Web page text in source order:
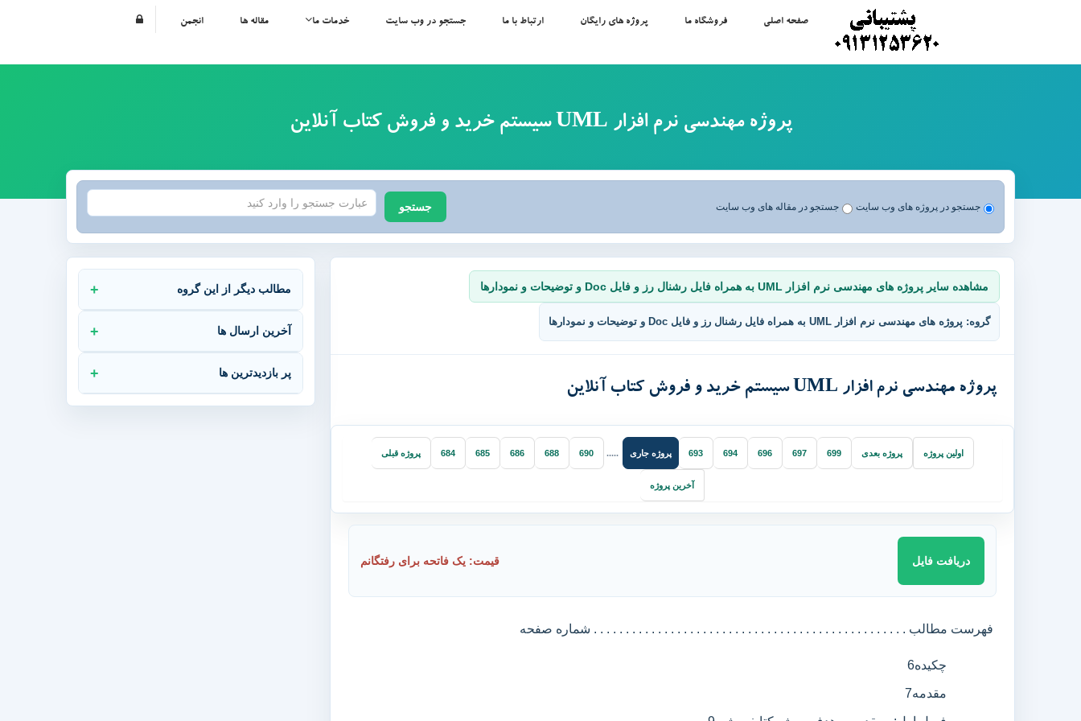
صفحه اصلی فروشگاه ما پروژه های رایگان ارتباط با ما جستجو در وب سایت خدمات ما مقاله ها انجمن
پروژه مهندسی نرم افزار UML سیستم خرید و فروش کتاب آنلاین
جستجو در پروژه های وب سایت جستجو در مقاله های وب سایت جستجو
مشاهده سایر پروژه های مهندسی نرم افزار UML به همراه فایل رشنال رز و فایل Doc و توضیحات و نمودارها
گروه: پروژه های مهندسی نرم افزار UML به همراه فایل رشنال رز و فایل Doc و توضیحات و نمودارها
پروژه مهندسی نرم افزار UML سیستم خرید و فروش کتاب آنلاین
اولین پروژه پروژه بعدی 699
697
696
694
693 پروژه جاری .....
690
688
686
685
684 پروژه قبلی
آخرین پروژه
دریافت فایل قیمت: یک فاتحه برای رفتگانم
فهرست مطالب . . . . . . . . . . . . . . . . . . . . . . . . . . . . . . . . . . . . . . . . . . . . . . . . . شماره صفحه
چکیده6
مقدمه7
مطالب دیگر از این گروه
آخرین ارسال ها
پر بازدیدترین ها